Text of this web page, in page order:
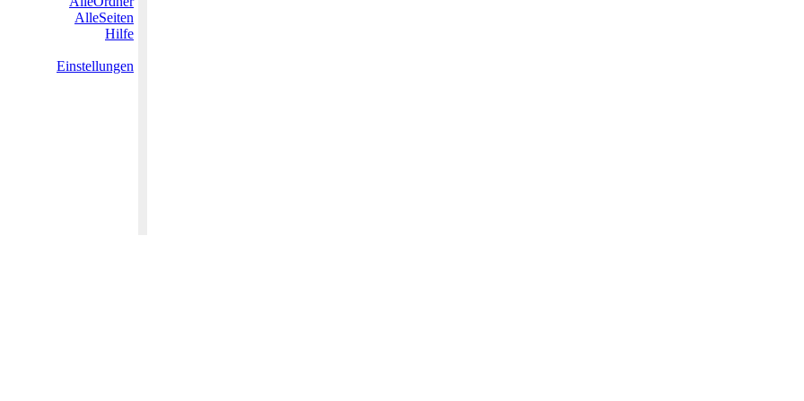
AlleSeiten
Hilfe
Einstellungen